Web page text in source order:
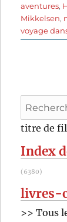
aventures,
Mikkelsen,
voyage
Recherche
pour
:
titre de
Index
(6380)
livres-
>> Tous